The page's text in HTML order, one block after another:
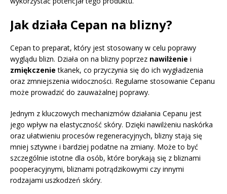
Jak działa Cepan na blizny?
Cepan to preparat, który jest stosowany w celu poprawy
wyglądu blizn. Działa on na blizny poprzez nawilżenie i
zmiękczenie tkanek, co przyczynia się do ich wygładzenia
oraz zmniejszenia widoczności. Regularne stosowanie Cepanu
może prowadzić do zauważalnej poprawy.
Jednym z kluczowych mechanizmów działania Cepanu jest
jego wpływ na elastyczność skóry. Dzięki nawilżeniu naskórka
oraz ułatwieniu procesów regeneracyjnych, blizny stają się
mniej sztywne i bardziej podatne na zmiany. Może to być
szczególnie istotne dla osób, które borykają się z bliznami
pooperacyjnymi, bliznami potrądzikowymi czy innymi
rodzajami uszkodzeń skóry.